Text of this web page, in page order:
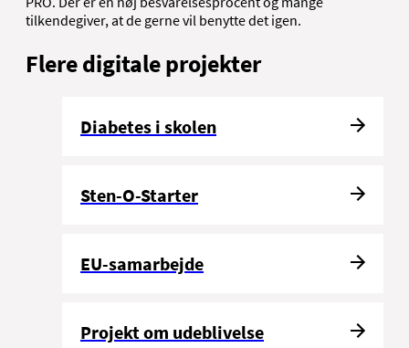
tilkendegiver, at de gerne vil benytte det igen.
Flere digitale projekter
Diabetes i skolen
Sten-O-Starter
EU-samarbejde
Projekt om udeblivelse